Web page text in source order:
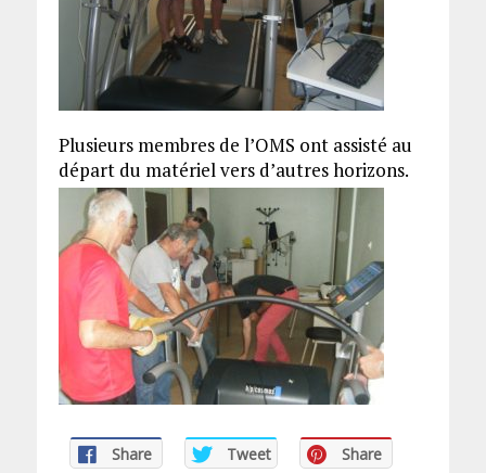
Plusieurs membres de l’OMS ont assisté au
départ du matériel vers d’autres horizons.
Share Tweet Share